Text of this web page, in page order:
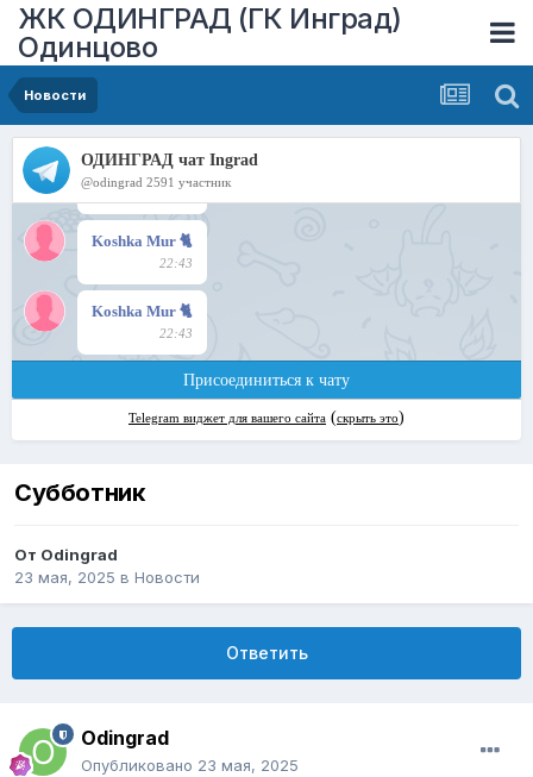
ЖК ОДИНГРАД (ГК Инград)
Одинцово
Новости
Субботник
От Odingrad
23 мая, 2025 в Новости
Ответить
Odingrad
Опубликовано 23 мая, 2025